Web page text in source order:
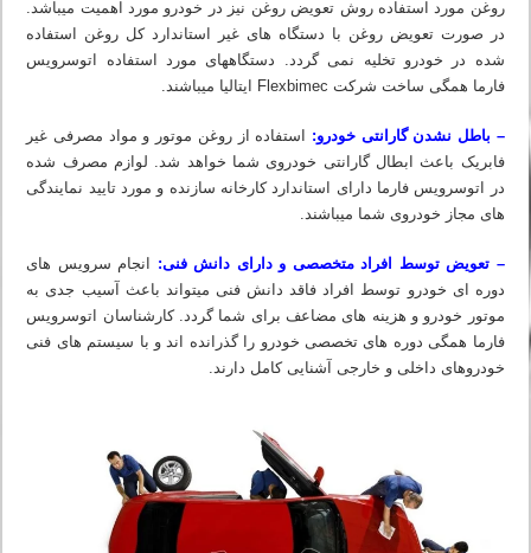
روغن مورد استفاده روش تعویض روغن نیز در خودرو مورد اهمیت میباشد.
در صورت تعویض روغن با دستگاه های غیر استاندارد کل روغن استفاده
شده در خودرو تخلیه نمی گردد. دستگاه‏های مورد استفاده اتوسرویس
فارما همگی ساخت شرکت Flexbimec ایتالیا میباشند.
– باطل نشدن گارانتی خودرو: استفاده از روغن موتور و مواد مصرفی غیر
فابریک باعث ابطال گارانتی خودروی شما خواهد شد. لوازم مصرف شده
در اتوسرویس فارما دارای استاندارد کارخانه سازنده و مورد تایید نمایندگی
های مجاز خودروی شما میباشند.
– تعویض توسط افراد متخصصی و دارای دانش فنی: انجام سرویس های
دوره ای خودرو توسط افراد فاقد دانش فنی میتواند باعث آسیب جدی به
موتور خودرو و هزینه های مضاعف برای شما گردد. کارشناسان اتوسرویس
فارما همگی دوره های تخصصی خودرو را گذرانده اند و با سیستم های فنی
خودروهای داخلی و خارجی آشنایی کامل دارند.